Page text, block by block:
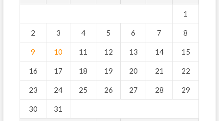
1
2 3 4 5 6 7 8
9 10 11 12 13 14 15
16 17 18 19 20 21 22
23 24 25 26 27 28 29
30 31